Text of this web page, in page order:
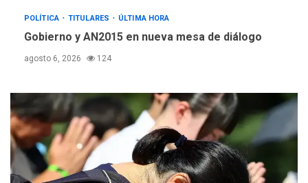
POLÍTICA TITULARES ÚLTIMA HORA
Gobierno y AN2015 en nueva mesa de diálogo
agosto 6, 2026 124